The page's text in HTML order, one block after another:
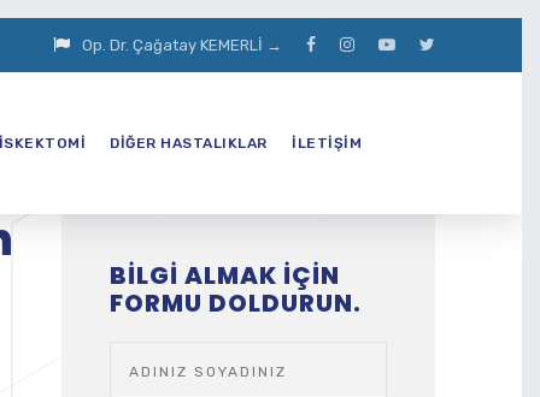
Op. Dr. Çağatay KEMERLİ →
DİĞER HASTALIKLAR İLETİŞİM
BILGI ALMAK IÇIN
FORMU DOLDURUN.